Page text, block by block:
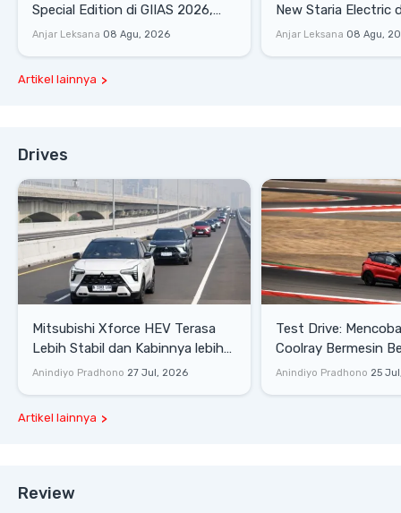
Special Edition di GIIAS 2026,
Stok Terbatas
Anjar Leksana 08 Agu, 2026
New Staria Electric
yang Dikenalkan di
Anjar Leksana 08 Agu,
Artikel lainnya
Drives
Mitsubishi Xforce HEV Terasa
Lebih Stabil dan Kabinnya lebih
Senyap
Anindiyo Pradhono 27 Jul, 2026
Test Drive: Mencoba Geely
Coolray Bermesin
di Sirkuit Mandalika
Anindiyo Pradhono 25
Artikel lainnya
Review